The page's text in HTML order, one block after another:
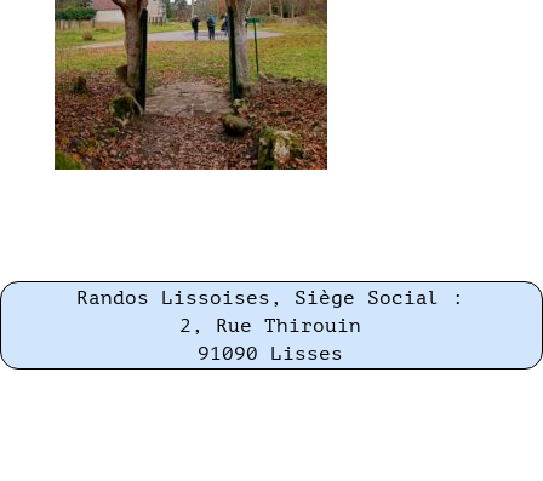
Randos Lissoises, Siège Social :
2, Rue Thirouin
91090 Lisses